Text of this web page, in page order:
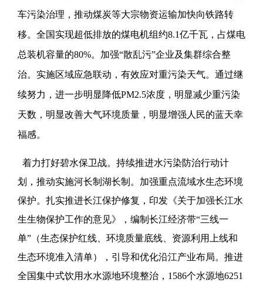
车污染治理，推动煤炭等大宗物资运输加快向铁路转
移。全国实现超低排放的煤电机组约8.1亿千瓦，占煤电
总装机容量的80%。加强“散乱污”企业及集群综合整
治。实施区域应急联动，有效应对重污染天气。通过继
续努力，进一步明显降低PM2.5浓度，明显减少重污染
天数，明显改善大气环境质量，明显增强人民的蓝天幸
福感。
着力打好碧水保卫战。持续推进水污染防治行动计
划，推动实施河长制湖长制。加强重点流域水生态环境
保护。扎实推进长江保护修复，印发《关于加强长江水
生生物保护工作的意见》，编制长江经济带“三线一
单”（生态保护红线、环境质量底线、资源利用上线和
生态环境准入清单），引导和优化沿江产业布局。推进
全国集中式饮用水水源地环境整治，1586个水源地6251